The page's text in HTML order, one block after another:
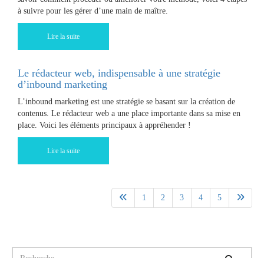
à suivre pour les gérer d’une main de maître.
Lire la suite
Le rédacteur web, indispensable à une stratégie
d’inbound marketing
L’inbound marketing est une stratégie se basant sur la création de
contenus. Le rédacteur web a une place importante dans sa mise en
place. Voici les éléments principaux à appréhender !
Lire la suite
1 2 3 4 5